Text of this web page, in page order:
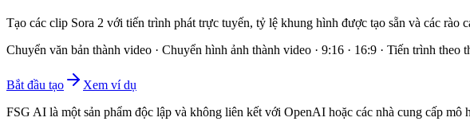
Tạo các clip Sora 2 với tiến trình phát trực tuyến, tỷ lệ khung hình được tạo sẵn và các
Chuyển văn bản thành video · Chuyển hình ảnh thành video · 9:16 · 16:9 · Tiến trình theo
Bắt đầu tạo
Xem ví dụ
FSG AI là một sản phẩm độc lập và không liên kết với OpenAI hoặc các nhà cung cấp